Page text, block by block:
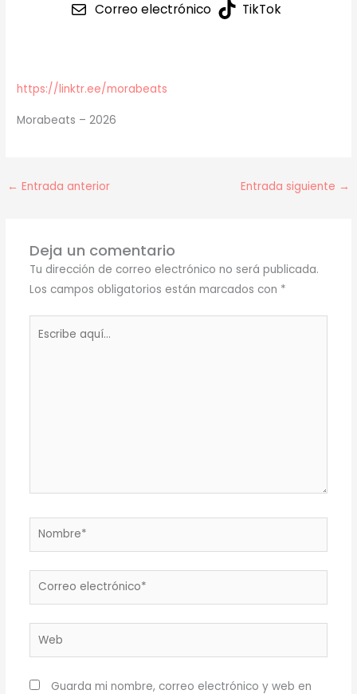
Correo electrónico
TikTok
https://linktr.ee/morabeats
Morabeats – 2026
← Entrada anterior Entrada siguiente →
Deja un comentario
Tu dirección de correo electrónico no será publicada.
Los campos obligatorios están marcados con *
Nombre*
Correo
Web
Guarda mi nombre, correo electrónico y web en